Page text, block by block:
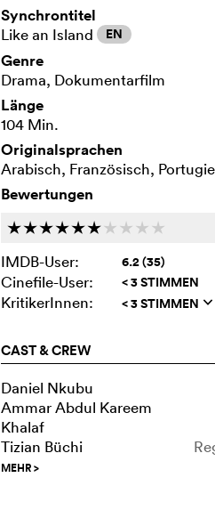
Synchrontitel
Like an Island EN
Genre
Drama, Dokumentarfilm
Länge
104 Min.
Originalsprachen
Arabisch, Französisch,
Bewertungen
cccccc c c c c
IMDB-User:
6.2 (35)
Cinefile-User: < 3 STIMMEN
KritikerInnen: < 3 STIMMEN q
CAST & CREW
Daniel Nkubu
Ammar Abdul Kareem
Khalaf
Tizian Büchi
MEHR>